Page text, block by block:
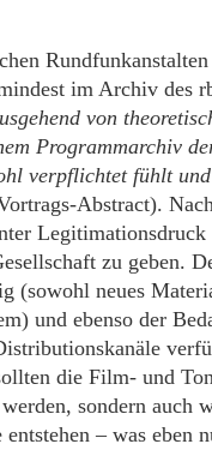
Rundfunkanstalten
im Archiv des
von
Programmarchiv
verpflichtet fühlt
Abstract).
zu geben.
(sowohl neues
und ebenso der
die Film- und
sondern auch
– was eben